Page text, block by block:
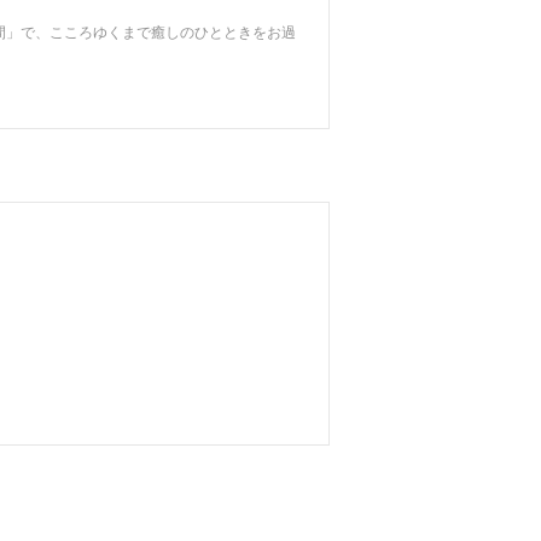
で、こころゆくまで癒しのひとときをお過